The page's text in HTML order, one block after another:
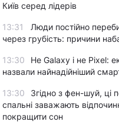
Київ серед лідерів
13:31
Люди постійно
через грубість: причини
13:30
Не Galaxy і не Pixel:
назвали найнадійніший
13:30
Згідно з фен-шуй, ці
спальні заважають
покращити сон